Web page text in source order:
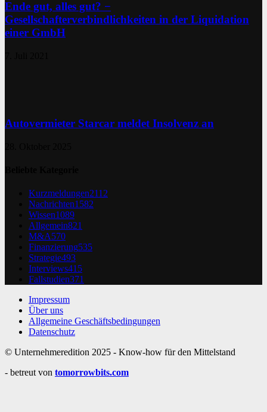
Ende gut, alles gut? −
Gesellschafterverbindlichkeiten in der Liquidation
einer GmbH
Autovermieter Starcar meldet Insolvenz an
Kurzmeldungen2112
Nachrichten1582
Wissen1089
Allgemein821
M&A570
Finanzierung535
Strategie493
Interviews415
Fallstudien371
Impressum
Über uns
Allgemeine Geschäftsbedingungen
Datenschutz
© Unternehmeredition 2025 - Know-how für den Mittelstand
- betreut von tomorrowbits.com